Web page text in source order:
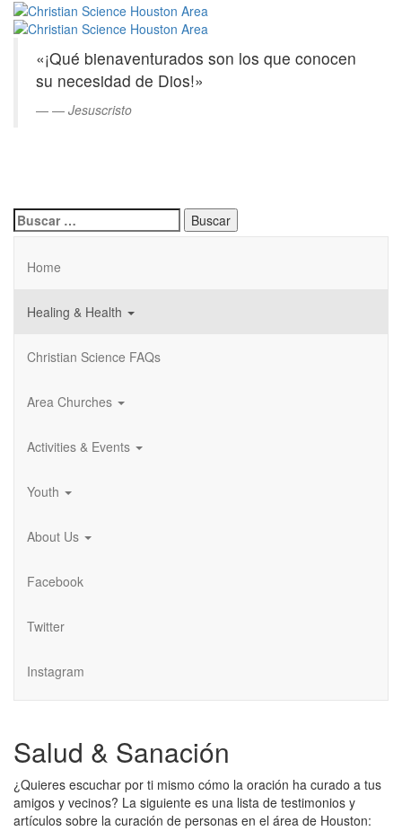
Saltar
principal
Christian
Science
Houston
Area
«¡Qué bienaventurados son los que conocen
su necesidad de Dios!»
— Jesuscristo
Buscar:
Home
Healing & Health
Christian Science FAQs
Area Churches
Activities & Events
Youth
About Us
Facebook
Twitter
Instagram
Salud & Sanación
¿Quieres escuchar por ti mismo cómo la oración ha curado a tus
amigos y vecinos? La siguiente es una lista de testimonios y
artículos sobre la curación de personas en el área de Houston: